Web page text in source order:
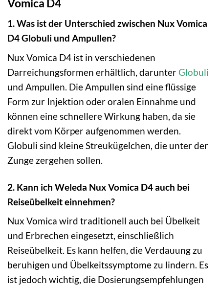
Vomica D4
1. Was ist der Unterschied zwischen Nux Vomica
D4 Globuli und Ampullen?
Nux Vomica D4 ist in verschiedenen
Darreichungsformen erhältlich, darunter Globuli
und Ampullen. Die Ampullen sind eine flüssige
Form zur Injektion oder oralen Einnahme und
können eine schnellere Wirkung haben, da sie
direkt vom Körper aufgenommen werden.
Globuli sind kleine Streukügelchen, die unter der
Zunge zergehen sollen.
2. Kann ich Weleda Nux Vomica D4 auch bei
Reiseübelkeit einnehmen?
Nux Vomica wird traditionell auch bei Übelkeit
und Erbrechen eingesetzt, einschließlich
Reiseübelkeit. Es kann helfen, die Verdauung zu
beruhigen und Übelkeitssymptome zu lindern. Es
ist jedoch wichtig, die Dosierungsempfehlungen